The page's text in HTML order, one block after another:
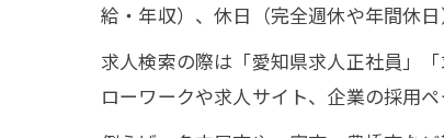
給・年収）、休日（完全週休や年間休
求人検索の際は「愛知県求人正社員」
ローワークや求人サイト、企業の採用